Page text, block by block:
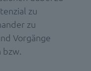
zu
zu
Vorgänge
bzw.